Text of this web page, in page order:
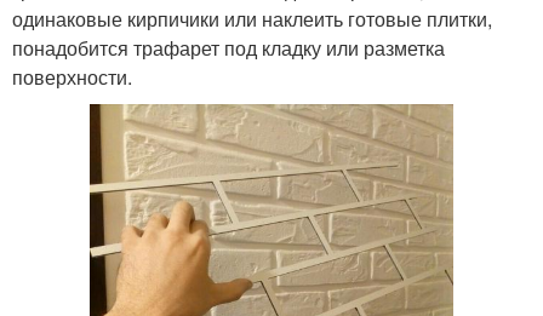
одинаковые кирпичики или наклеить готовые плитки,
понадобится трафарет под кладку или разметка
поверхности.